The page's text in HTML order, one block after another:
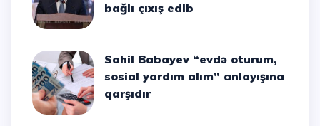
bağlı çıxış edib
Sahil Babayev “evdə oturum,
sosial yardım alım” anlayışına
qarşıdır